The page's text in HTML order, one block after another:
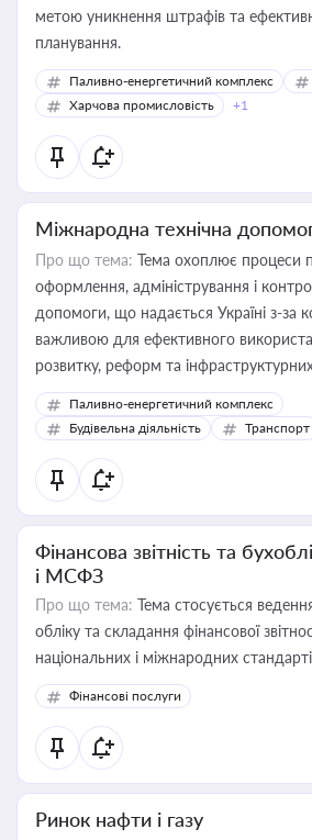
метою уникнення штрафів та
планування.
Паливно-енергетичний комплекс
Харчова промисловість
+1
Міжнародна технічна
Про що тема: Тема охоплює процеси
оформлення, адміністрування і
допомоги, що надається Україні з-за
важливою для ефективного
розвитку, реформ та
Паливно-енергетичний комплекс
Будівельна діяльність
Транспорт
Фінансова звітність та
і МСФЗ
Про що тема: Тема стосується
обліку та складання фінансової
національних і міжнародних
Фінансові послуги
Ринок нафти і газу